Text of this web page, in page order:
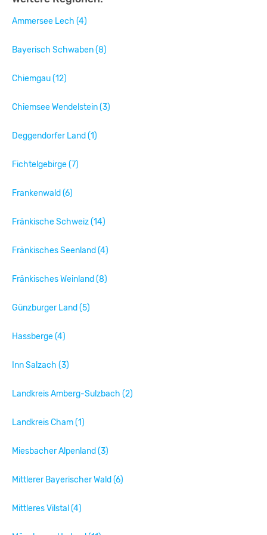
Ammersee Lech (4)
Bayerisch Schwaben (8)
Chiemgau (12)
Chiemsee Wendelstein (3)
Deggendorfer Land (1)
Fichtelgebirge (7)
Frankenwald (6)
Fränkische Schweiz (14)
Fränkisches Seenland (4)
Fränkisches Weinland (8)
Günzburger Land (5)
Hassberge (4)
Inn Salzach (3)
Landkreis Amberg-Sulzbach (2)
Landkreis Cham (1)
Miesbacher Alpenland (3)
Mittlerer Bayerischer Wald (6)
Mittleres Vilstal (4)